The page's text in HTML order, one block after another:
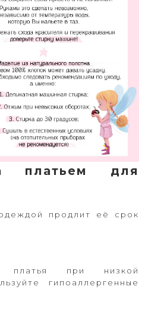
платьем для
продлит её срок
платья при низкой
гипоаллергенные